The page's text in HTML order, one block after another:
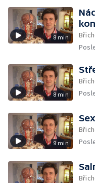
8 min
8 min
9 min